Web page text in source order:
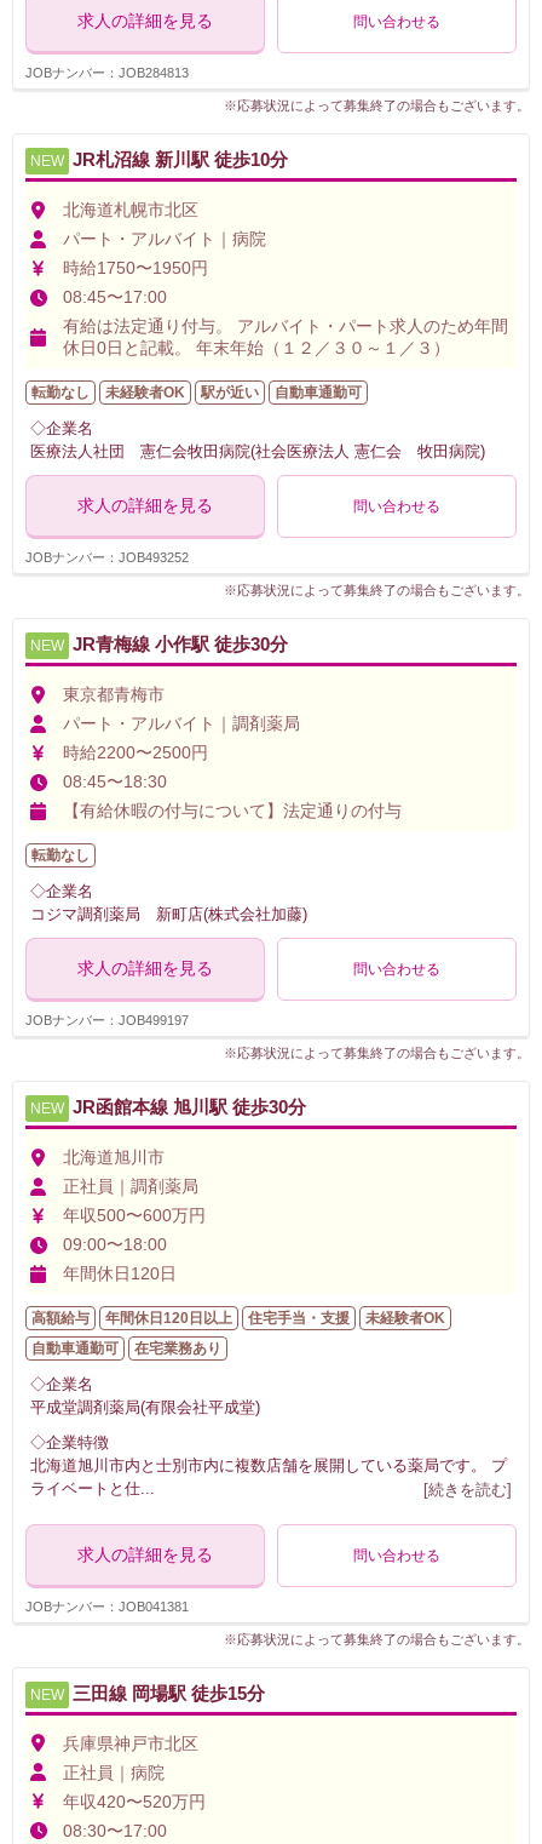
求人の詳細を見る 問い合わせる
JOBナンバー：JOB284813
※応募状況によって募集終了の場合もございます。
NEW JR札沼線 新川駅 徒歩10分
北海道札幌市北区
パート・アルバイト｜病院
時給1750〜1950円
08:45〜17:00
有給は法定通り付与。 アルバイト・パート求人のため年間
休日0日と記載。 年末年始（１２／３０～１／３）
転勤なし 未経験者OK 駅が近い 自動車通勤可
◇企業名
医療法人社団 憲仁会牧田病院(社会医療法人 憲仁会 牧田病院)
求人の詳細を見る 問い合わせる
JOBナンバー：JOB493252
※応募状況によって募集終了の場合もございます。
NEW JR青梅線 小作駅 徒歩30分
東京都青梅市
パート・アルバイト｜調剤薬局
時給2200〜2500円
08:45〜18:30
【有給休暇の付与について】法定通りの付与
転勤なし
◇企業名
コジマ調剤薬局 新町店(株式会社加藤)
求人の詳細を見る 問い合わせる
JOBナンバー：JOB499197
※応募状況によって募集終了の場合もございます。
NEW JR函館本線 旭川駅 徒歩30分
北海道旭川市
正社員｜調剤薬局
年収500〜600万円
09:00〜18:00
年間休日120日
高額給与 年間休日120日以上 住宅手当・支援
未経験者OK
自動車通勤可
在宅業務あり
◇企業名
平成堂調剤薬局(有限会社平成堂)
◇企業特徴
北海道旭川市内と士別市内に複数店舗を展開している薬局です。 プ
ライベートと仕... [続きを読む]
求人の詳細を見る 問い合わせる
JOBナンバー：JOB041381
※応募状況によって募集終了の場合もございます。
NEW 三田線 岡場駅 徒歩15分
兵庫県神戸市北区
正社員｜病院
年収420〜520万円
08:30〜17:00